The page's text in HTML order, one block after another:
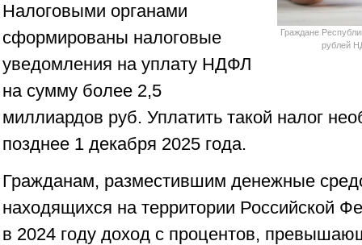
Граждане
рублей
Налоговыми органами
сформированы налоговые
уведомления на уплату НДФЛ
на сумму более 2,5
миллиардов руб. Уплатить такой налог
позднее 1 декабря 2025 года.
Гражданам, разместившим денежные
находящихся на территории Российской
в 2024 году доход с процентов,